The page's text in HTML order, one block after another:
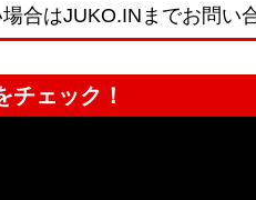
合はJUKO.INまでお問い
チェック！